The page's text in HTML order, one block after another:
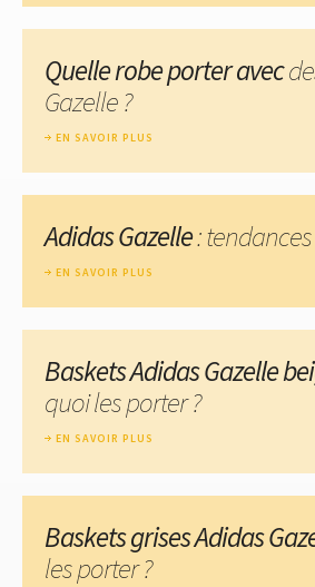
Quelle robe porter avec
Gazelle ?
EN SAVOIR PLUS
Adidas Gazelle: tendances
EN SAVOIR PLUS
Baskets Adidas Gazelle
quoi les porter ?
EN SAVOIR PLUS
Baskets grises Adidas
les porter ?